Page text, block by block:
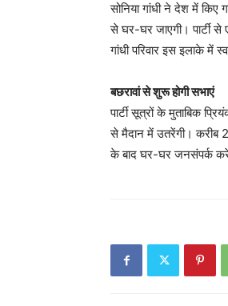
सोनिया गांधी ने देश में किए
से घर-घर जाएगी। पार्टी
गांधी परिवार इस इलाके में
बछरावां से शुरू होगी सभाएं
पार्टी सूत्रों के मुताबिक
से मैदान में उतरेंगी। करीब
के बाद घर-घर जनसंपर्क